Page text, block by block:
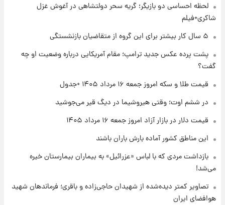
شد؛ تیکدری، محبی و سرگیف با اعداد ویژه
۱ روز پیش
شد+فیلم
۱ روز پیش
تغییر تند قیمت محصولات ایران‌خودرو و سایپا
امروز پنجشنبه ۱۵ مرداد ۱۴۰۵ +جدول
قیمت طلا و سکه امروز پنجشنبه ۱۵ مرداد ۱۴۰۵
شارژ جدید کالابرگ برای سه دهک؛ جزئیات اعلام
لحظه احساسی دو بازیگر؛ گریه سحر دولتشاهی در آغوش غزل
شاکری+فیلم
۵ سال کار بیشتر برای این گروه از متقاضیان بازنشستگی
پشت پرده عکس جدید ترامپ؛ مقام آمریکایی درباره وضعیت او چه
گفت؟
قیمت طلا و سکه امروز جمعه ۱۶ مرداد ۱۴۰۵ +جدول
در ششم اوت؛ وقتی هیروشیما در دیگ قیر می‌جوشید
قیمت دلار در بازار آزاد امروز جمعه ۱۶ مرداد ۱۴۰۵
این مناطق کشور آماده بارش باران باشند
بازداشت مردی که با لباس «عزرائیل» به بیماران بیمارستان خیره
می‌شد!
تصاویر کمتر دیده‌شده از شهیدان حاجی‌زاده و باقری؛ فرماندهان شهید
هوافضای ایران